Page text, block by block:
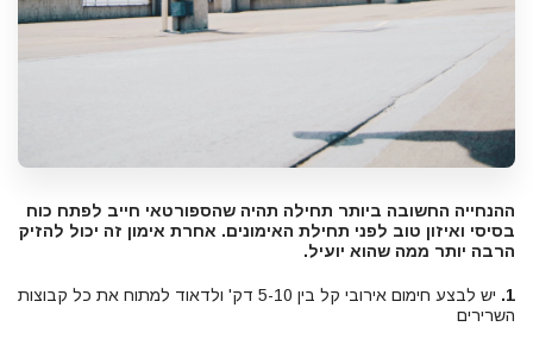
ההנחייה החשובה ביותר תחילה תהיה שהספורטאי חייב לפתח כוח
בסיסי ואיזון טוב לפני תחילת האימונים. אחרת אימון זה יכול להזיק
הרבה יותר ממה שהוא יועיל.
1.
יש לבצע חימום אירובי קל בין 5-10 דק' ולדאוד למתוח את כל קבוצות
השרירים